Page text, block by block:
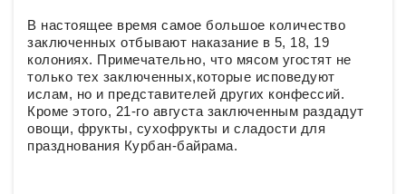
В настоящее время самое большое количество
заключенных отбывают наказание в 5, 18, 19
колониях. Примечательно, что мясом угостят не
только тех заключенных,которые исповедуют
ислам, но и представителей других конфессий.
Кроме этого, 21-го августа заключенным раздадут
овощи, фрукты, сухофрукты и сладости для
празднования Курбан-байрама.